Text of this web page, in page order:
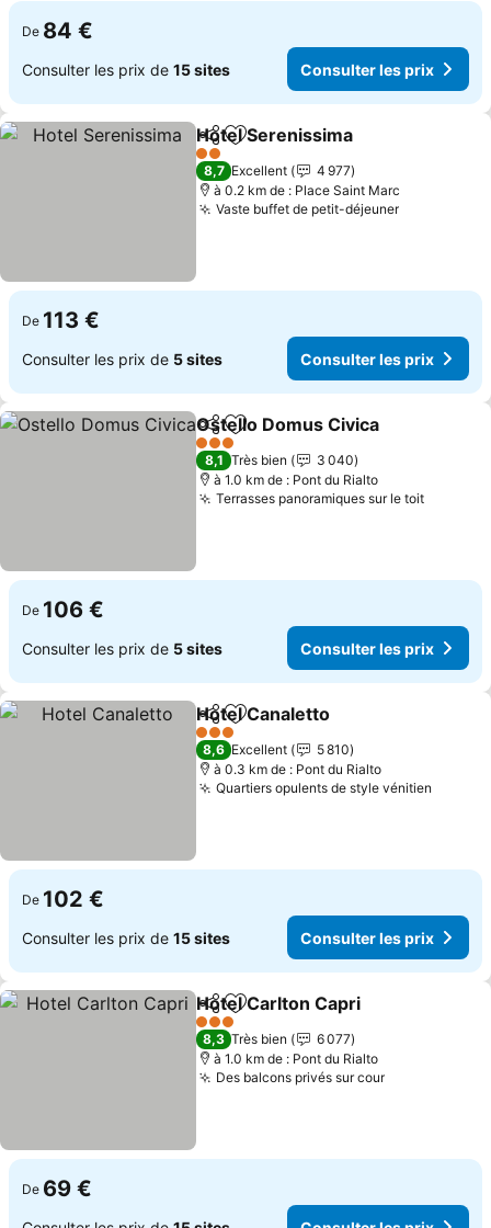
De 84 €
Consulter les prix de 15 sites Consulter les prix
PartagerAjouter à mes favoris
Hotel Serenissima
2 Étoiles
8,7 Excellent
4 977
à 0.2 km de : Place Saint Marc
Vaste buffet de petit-déjeunerConsulter
De 113 €
Consulter les prix de 5 sites Consulter les prix
PartagerAjouter à mes favoris
Ostello Domus Civica
3 Étoiles
8,1 Très bien
3 040
à 1.0 km de : Pont du Rialto
Terrasses panoramiques sur le toit
De 106 €
Consulter les prix de 5 sites Consulter les prix
PartagerAjouter à mes favoris
Hotel Canaletto
3 Étoiles
8,6 Excellent
5 810
à 0.3 km de : Pont du Rialto
Quartiers opulents de style vénitien
De 102 €
Consulter les prix de 15 sites Consulter les prix
PartagerAjouter à mes favoris
Hotel Carlton Capri
3 Étoiles
8,3 Très bien
6 077
à 1.0 km de : Pont du Rialto
Des balcons privés sur courConsulter
De 69 €